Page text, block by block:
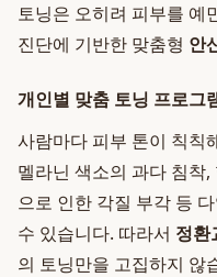
토닝은 오히려 피부를 예
진단에 기반한 맞춤형 안
개인별 맞춤 토닝 프로그
사람마다 피부 톤이 칙칙
멜라닌 색소의 과다 침착
으로 인한 각질 부각 등
수 있습니다. 따라서 정환
의 토닝만을 고집하지 않